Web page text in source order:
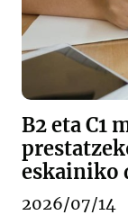
B2 eta C1
eskainiko
2026/07/14